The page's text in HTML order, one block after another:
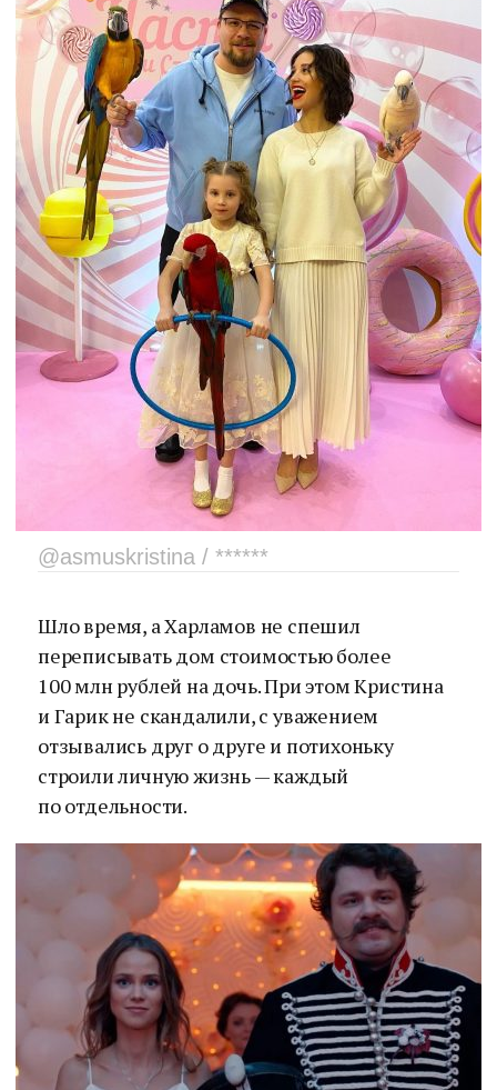
@asmuskristina / ******
Шло время, а Харламов не спешил
переписывать дом стоимостью более
100 млн рублей на дочь. При этом Кристина
и Гарик не скандалили, с уважением
отзывались друг о друге и потихоньку
строили личную жизнь — каждый
по отдельности.